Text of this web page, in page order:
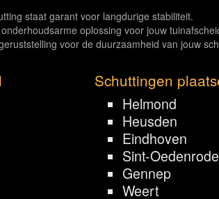
staat garant voor langdurige stabiliteit.
oplossing voor jouw
voor de duurzaamheid van jouw
Schuttingen
Helmond
Heusden
Eindhoven
Sint-Oedenrode
Gennep
Weert